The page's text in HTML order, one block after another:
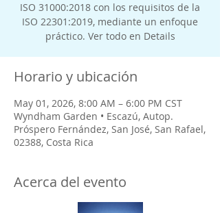
ISO 31000:2018 con los requisitos de la
ISO 22301:2019, mediante un enfoque
práctico. Ver todo en Details
Horario y ubicación
May 01, 2026, 8:00 AM – 6:00 PM CST
Wyndham Garden • Escazú, Autop.
Próspero Fernández, San José, San Rafael,
02388, Costa Rica
Acerca del evento